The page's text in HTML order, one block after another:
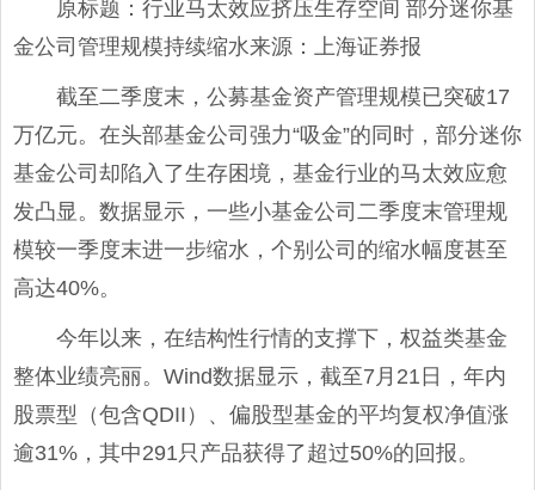
原标题：行业马太效应挤压生存空间 部分迷你基
金公司管理规模持续缩水来源：上海证券报
截至二季度末，公募基金资产管理规模已突破17
万亿元。在头部基金公司强力“吸金”的同时，部分迷你
基金公司却陷入了生存困境，基金行业的马太效应愈
发凸显。数据显示，一些小基金公司二季度末管理规
模较一季度末进一步缩水，个别公司的缩水幅度甚至
高达40%。
今年以来，在结构性行情的支撑下，权益类基金
整体业绩亮丽。Wind数据显示，截至7月21日，年内
股票型（包含QDII）、偏股型基金的平均复权净值涨
逾31%，其中291只产品获得了超过50%的回报。